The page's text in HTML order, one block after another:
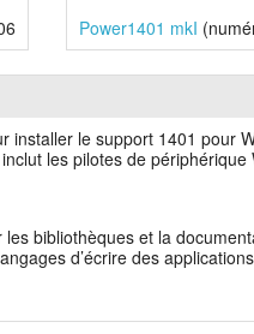
Power1401 mkI
installer le support 1401 pour
les pilotes de
les bibliothèques et la
d’écrire des